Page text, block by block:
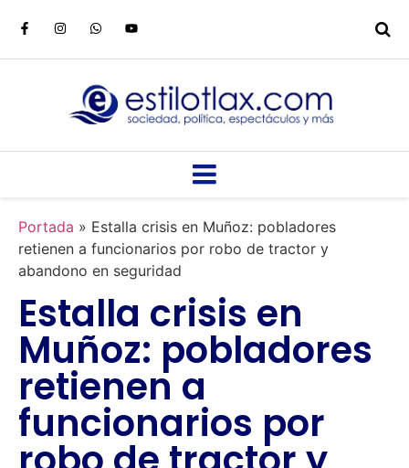
Portada » Estalla crisis en Muñoz: pobladores
retienen a funcionarios por robo de tractor y
abandono en seguridad
Estalla crisis en
Muñoz: pobladores
retienen a
funcionarios por